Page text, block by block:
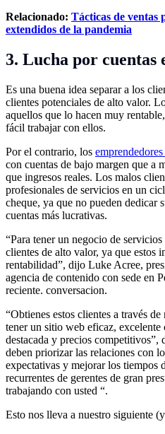
Relacionado: Tácticas de ventas
extendidos de la pandemia
3. Lucha por cuentas
Es una buena idea separar a los
clientes potenciales de alto valor.
aquellos que lo hacen muy
fácil trabajar con ellos.
Por el contrario, los
con cuentas de bajo margen que a
que ingresos reales. Los malos
profesionales de servicios en un
cheque, ya que no pueden dedicar
cuentas más lucrativas.
“Para tener un negocio de
clientes de alto valor, ya que estos
rentabilidad”, dijo Luke Acree,
agencia de contenido con sede en
reciente. conversacion.
“Obtienes estos clientes a través de
tener un sitio web eficaz,
destacada y precios competitivos”,
deben priorizar las relaciones con
expectativas y mejorar los tiempos
recurrentes de gerentes de gran
trabajando con usted “.
Esto nos lleva a nuestro siguiente